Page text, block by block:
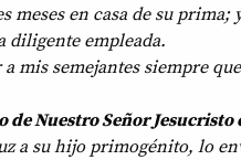
meses en casa de su
diligente empleada.
mis semejantes siempre
de Nuestro Señor Jesucristo
a su hijo primogénito, lo